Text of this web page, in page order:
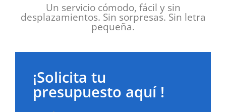
Un servicio cómodo, fácil y sin
desplazamientos. Sin sorpresas. Sin letra
pequeña.
¡Solicita tu
presupuesto aquí !